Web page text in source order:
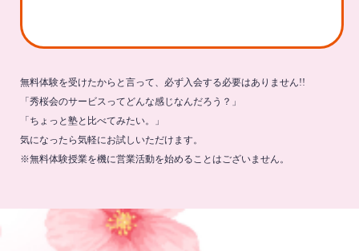
無料体験を受けたからと言って、必ず入会する必要はありません!!
「秀桜会のサービスってどんな感じなんだろう？」
「ちょっと塾と比べてみたい。」
気になったら気軽にお試しいただけます。
※無料体験授業を機に営業活動を始めることはございません。